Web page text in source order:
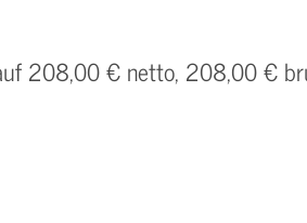
208,00 € netto, 208,00 €